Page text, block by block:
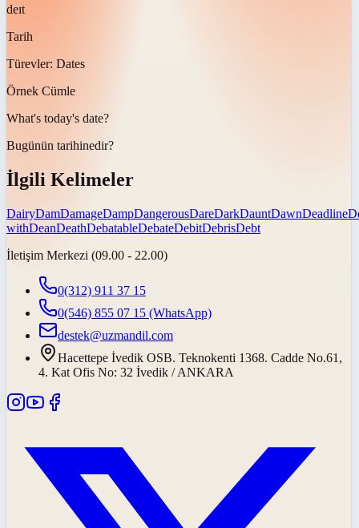
deɪt
Tarih
Türevler: Dates
Örnek Cümle
What's today's date?
Bugünün tarihinedir?
İlgili Kelimeler
DairyDamDamageDampDangerousDareDarkDauntDawnDeadline
withDeanDeathDebatableDebateDebitDebrisDebt
İletişim Merkezi (09.00 - 22.00)
0(312) 911 37 15
0(546) 855 07 15 (WhatsApp)
destek@uzmandil.com
Hacettepe İvedik OSB. Teknokenti 1368. Cadde No.61,
4. Kat Ofis No: 32 İvedik / ANKARA